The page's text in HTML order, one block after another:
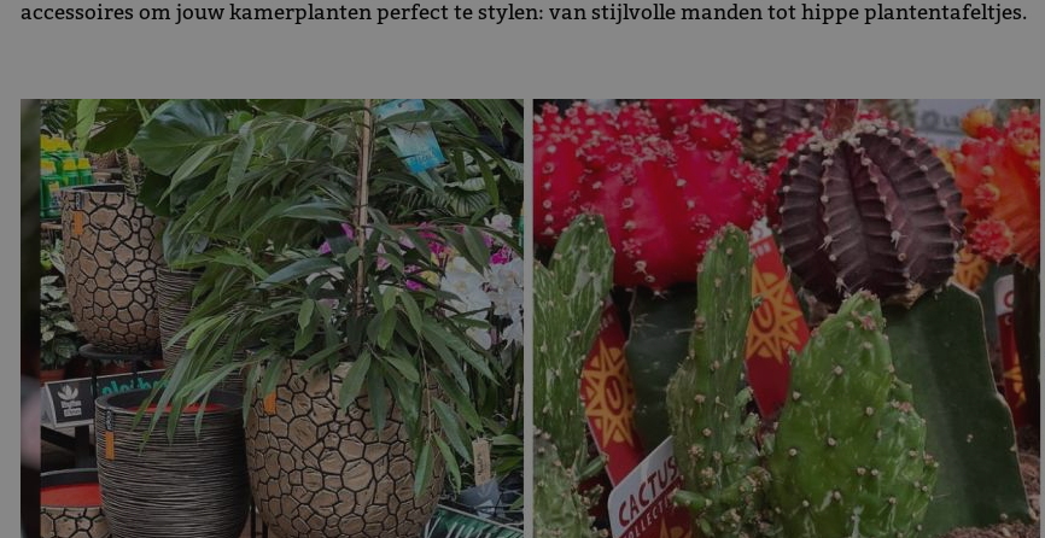
accessoires om jouw kamerplanten perfect te stylen: van stijlvolle manden tot hippe plantentafeltjes.